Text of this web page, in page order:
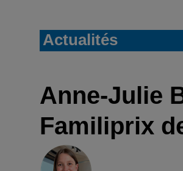
Actualités
Anne‑Julie
Familiprix